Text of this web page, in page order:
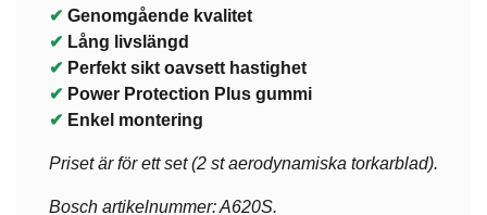
✔ Genomgående kvalitet
✔ Lång livslängd
✔ Perfekt sikt oavsett hastighet
✔ Power Protection Plus gummi
✔ Enkel montering
Priset är för ett set (2 st aerodynamiska torkarblad).
Bosch artikelnummer: A620S.